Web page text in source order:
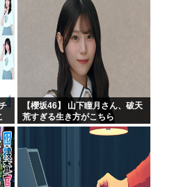
【櫻坂46】 山下瞳月さん、破天
荒すぎる生き方がこちら